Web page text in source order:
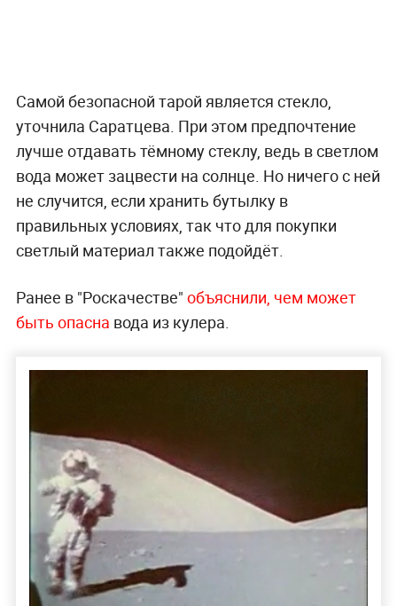
Самой безопасной тарой является стекло,
уточнила Саратцева. При этом предпочтение
лучше отдавать тёмному стеклу, ведь в светлом
вода может зацвести на солнце. Но ничего с ней
не случится, если хранить бутылку в
правильных условиях, так что для покупки
светлый материал также подойдёт.
Ранее в "Роскачестве" объяснили, чем может
быть опасна вода из кулера.